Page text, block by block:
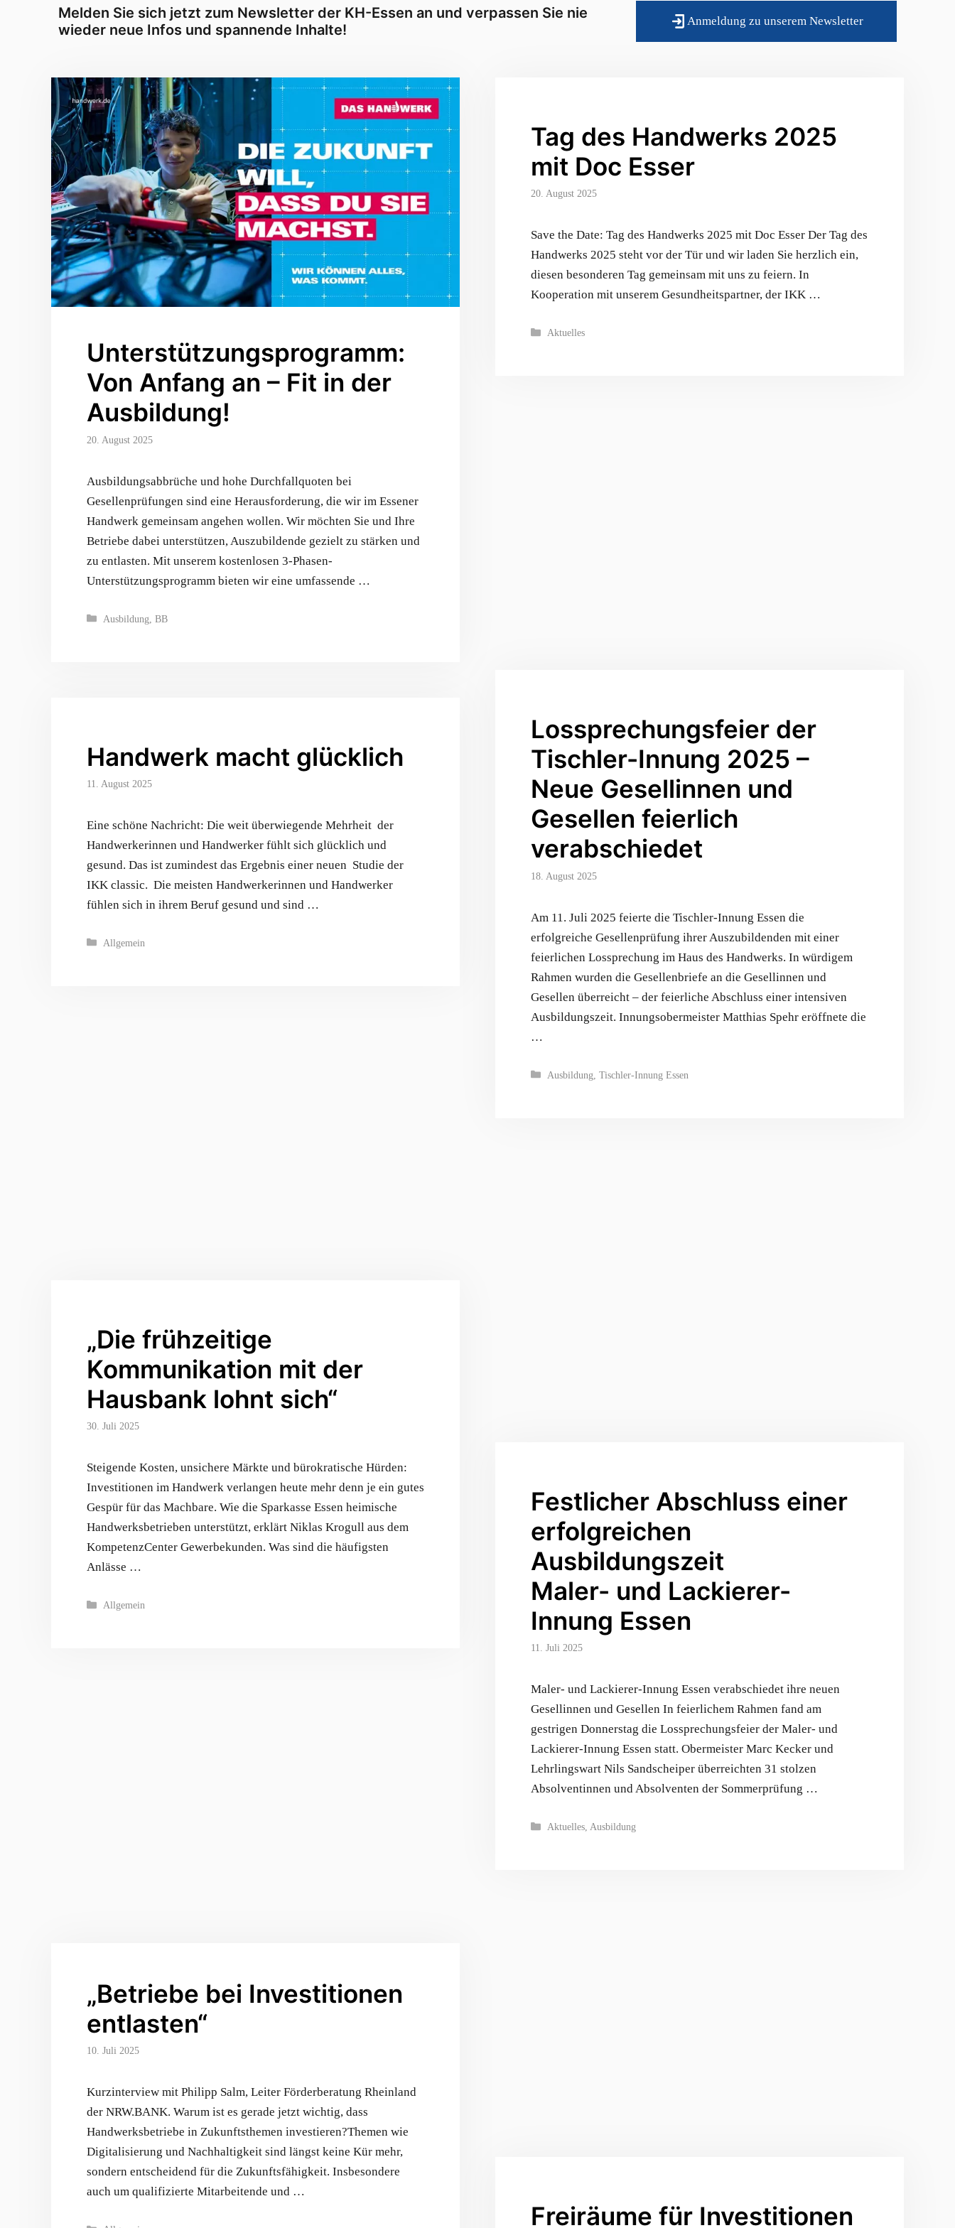
Melden Sie sich jetzt zum Newsletter der KH-Essen an und verpassen Sie nie
wieder neue Infos und spannende Inhalte!
Anmeldung zu unserem Newsletter
Unterstützungsprogramm:
Von Anfang an – Fit in der
Ausbildung!
20. August 2025
Ausbildungsabbrüche und hohe Durchfallquoten bei
Gesellenprüfungen sind eine Herausforderung, die wir im Essener
Handwerk gemeinsam angehen wollen. Wir möchten Sie und Ihre
Betriebe dabei unterstützen, Auszubildende gezielt zu stärken und
zu entlasten. Mit unserem kostenlosen 3-Phasen-
Unterstützungsprogramm bieten wir eine umfassende …
Kategorien
Ausbildung ,BB
Tag des Handwerks 2025
mit Doc Esser
20. August 2025
Save the Date: Tag des Handwerks 2025 mit Doc Esser Der Tag des
Handwerks 2025 steht vor der Tür und wir laden Sie herzlich ein,
diesen besonderen Tag gemeinsam mit uns zu feiern. In
Kooperation mit unserem Gesundheitspartner, der IKK …
Kategorien
Aktuelles
Lossprechungsfeier der
Tischler-Innung 2025 –
Neue Gesellinnen und
Gesellen feierlich
verabschiedet
18. August 2025
Am 11. Juli 2025 feierte die Tischler-Innung Essen die
erfolgreiche Gesellenprüfung ihrer Auszubildenden mit einer
feierlichen Lossprechung im Haus des Handwerks. In würdigem
Rahmen wurden die Gesellenbriefe an die Gesellinnen und
Gesellen überreicht – der feierliche Abschluss einer intensiven
Ausbildungszeit. Innungsobermeister Matthias Spehr eröffnete die
…
Kategorien
Ausbildung ,Tischler-Innung Essen
Handwerk macht glücklich
11. August 2025
Eine schöne Nachricht: Die weit überwiegende Mehrheit der
Handwerkerinnen und Handwerker fühlt sich glücklich und
gesund. Das ist zumindest das Ergebnis einer neuen Studie der
IKK classic. Die meisten Handwerkerinnen und Handwerker
fühlen sich in ihrem Beruf gesund und sind …
Kategorien
Allgemein
„Die frühzeitige
Kommunikation mit der
Hausbank lohnt sich“
30. Juli 2025
Steigende Kosten, unsichere Märkte und bürokratische Hürden:
Investitionen im Handwerk verlangen heute mehr denn je ein gutes
Gespür für das Machbare. Wie die Sparkasse Essen heimische
Handwerksbetrieben unterstützt, erklärt Niklas Krogull aus dem
KompetenzCenter Gewerbekunden. Was sind die häufigsten
Anlässe …
Kategorien
Allgemein
Festlicher Abschluss einer
erfolgreichen
Ausbildungszeit
Maler- und Lackierer-
Innung Essen
11. Juli 2025
Maler- und Lackierer-Innung Essen verabschiedet ihre neuen
Gesellinnen und Gesellen In feierlichem Rahmen fand am
gestrigen Donnerstag die Lossprechungsfeier der Maler- und
Lackierer-Innung Essen statt. Obermeister Marc Kecker und
Lehrlingswart Nils Sandscheiper überreichten 31 stolzen
Absolventinnen und Absolventen der Sommerprüfung …
Kategorien
Aktuelles Ausbildung
„Betriebe bei Investitionen
entlasten“
10. Juli 2025
Kurzinterview mit Philipp Salm, Leiter Förderberatung Rheinland
der NRW.BANK. Warum ist es gerade jetzt wichtig, dass
Handwerksbetriebe in Zukunftsthemen investieren?Themen wie
Digitalisierung und Nachhaltigkeit sind längst keine Kür mehr,
sondern entscheidend für die Zukunftsfähigkeit. Insbesondere
auch um qualifizierte Mitarbeitende und …
Freiräume für Investitionen